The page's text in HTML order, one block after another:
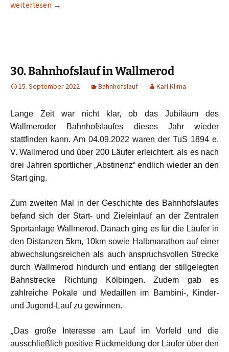
Bericht zur Jahreshauptversammlung 2023
weiterlesen →
30. Bahnhofslauf in Wallmerod
15. September 2022 Bahnhofslauf Karl Klima
Lange Zeit war nicht klar, ob das Jubiläum des
Wallmeroder Bahnhofslaufes dieses Jahr wieder
stattfinden kann. Am 04.09.2022 waren der TuS 1894 e.
V. Wallmerod und über 200 Läufer erleichtert, als es nach
drei Jahren sportlicher „Abstinenz“ endlich wieder an den
Start ging.
Zum zweiten Mal in der Geschichte des Bahnhofslaufes
befand sich der Start- und Zieleinlauf an der Zentralen
Sportanlage Wallmerod. Danach ging es für die Läufer in
den Distanzen 5km, 10km sowie Halbmarathon auf einer
abwechslungsreichen als auch anspruchsvollen Strecke
durch Wallmerod hindurch und entlang der stillgelegten
Bahnstrecke Richtung Kölbingen. Zudem gab es
zahlreiche Pokale und Medaillen im Bambini-, Kinder-
und Jugend-Lauf zu gewinnen.
„Das große Interesse am Lauf im Vorfeld und die
ausschließlich positive Rückmeldung der Läufer über den